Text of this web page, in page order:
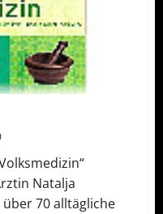
Natalja
70 alltägliche